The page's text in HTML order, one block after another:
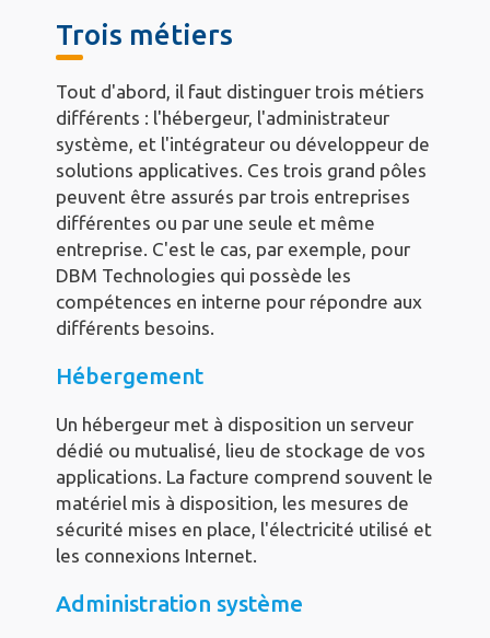
Trois métiers
Tout d'abord, il faut distinguer trois métiers
différents : l'hébergeur, l'administrateur
système, et l'intégrateur ou développeur de
solutions applicatives. Ces trois grand pôles
peuvent être assurés par trois entreprises
différentes ou par une seule et même
entreprise. C'est le cas, par exemple, pour
DBM Technologies qui possède les
compétences en interne pour répondre aux
différents besoins.
Hébergement
Un hébergeur met à disposition un serveur
dédié ou mutualisé, lieu de stockage de vos
applications. La facture comprend souvent le
matériel mis à disposition, les mesures de
sécurité mises en place, l'électricité utilisé et
les connexions Internet.
Administration système